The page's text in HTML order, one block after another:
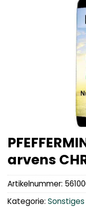
arvens
Artikelnummer:
Kategorie: Sonstiges